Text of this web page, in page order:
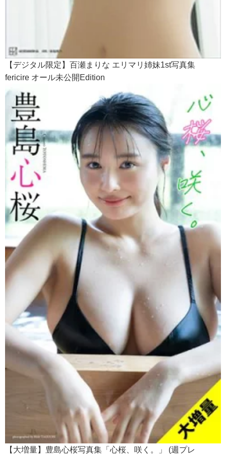
【デジタル限定】百瀬まりな エリマリ姉妹1st写真集
fericire オール未公開Edition
【大増量】豊島心桜写真集「心桜、咲く。」 (週プレ